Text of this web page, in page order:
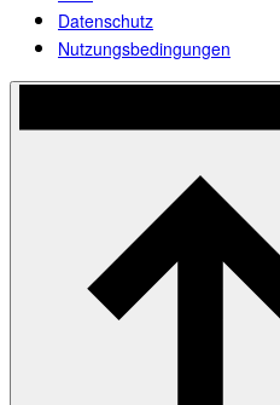
Datenschutz
Nutzungsbedingungen